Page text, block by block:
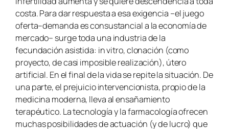
costa. Para dar respuesta a esa exigencia –el juego
oferta–demanda es consustancial a la economía de
mercado– surge toda una industria de la
fecundación asistida: in vitro, clonación (como
proyecto, de casi imposible realización), útero
artificial. En el final de la vida se repite la situación. De
una parte, el prejuicio intervencionista, propio de la
medicina moderna, lleva al ensañamiento
terapéutico. La tecnología y la farmacología ofrecen
muchas posibilidades de actuación (y de lucro) que